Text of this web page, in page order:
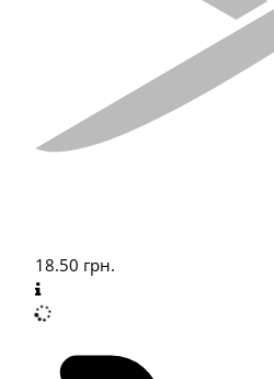
18.50 грн.